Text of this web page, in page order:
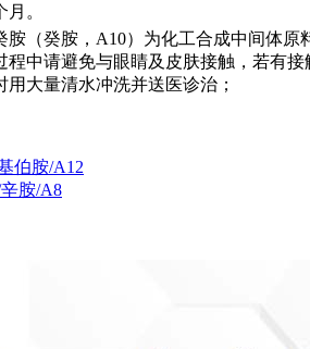
月。
胺（癸胺，A10）为化工合成中间体原
程中请避免与眼睛及皮肤接触，若有接
用大量清水冲洗并送医诊治；
伯胺/A12
胺/A8